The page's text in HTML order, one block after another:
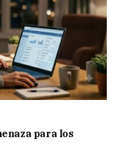
para los